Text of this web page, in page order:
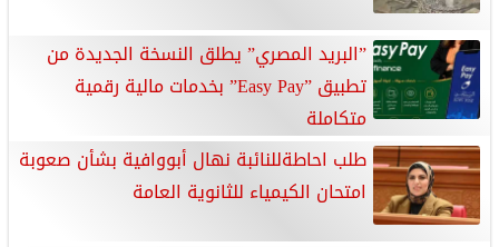
”البريد المصري” يطلق النسخة الجديدة من
تطبيق ”Easy Pay” بخدمات مالية رقمية
متكاملة
طلب احاطةللنائبة نهال أبووافية بشأن صعوبة
امتحان الكيمياء للثانوية العامة